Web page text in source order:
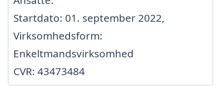
Startdato: 01. september 2022,
Virksomhedsform:
Enkeltmandsvirksomhed
CVR: 43473484